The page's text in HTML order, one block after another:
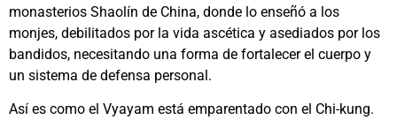
monasterios Shaolín de China, donde lo enseñó a los
monjes, debilitados por la vida ascética y asediados por los
bandidos, necesitando una forma de fortalecer el cuerpo y
un sistema de defensa personal.
Así es como el Vyayam está emparentado con el Chi-kung.